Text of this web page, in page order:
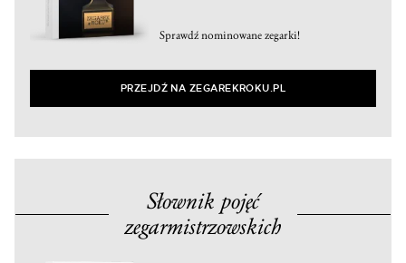
Sprawdź nominowane zegarki!
PRZEJDŹ NA ZEGAREKROKU.PL
Słownik pojęć
zegarmistrzowskich